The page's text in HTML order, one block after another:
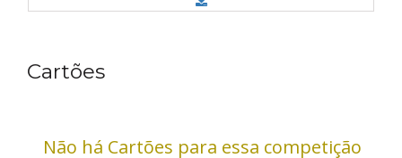
Cartões
Não há Cartões para essa competição